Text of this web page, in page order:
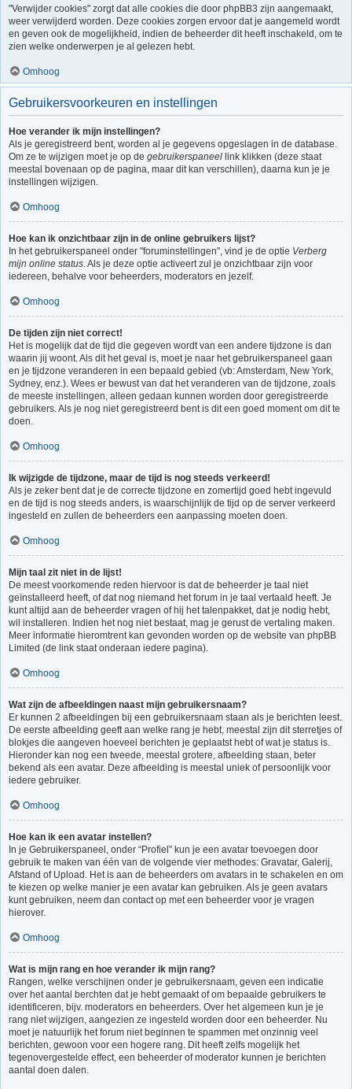
"Verwijder cookies" zorgt dat alle cookies die door phpBB3 zijn aangemaakt,
weer verwijderd worden. Deze cookies zorgen ervoor dat je aangemeld wordt
en geven ook de mogelijkheid, indien de beheerder dit heeft inschakeld, om te
zien welke onderwerpen je al gelezen hebt.
Omhoog
Gebruikersvoorkeuren en instellingen
Hoe verander ik mijn instellingen?
Als je geregistreerd bent, worden al je gegevens opgeslagen in de database.
Om ze te wijzigen moet je op de gebruikerspaneel link klikken (deze staat
meestal bovenaan op de pagina, maar dit kan verschillen), daarna kun je je
instellingen wijzigen.
Omhoog
Hoe kan ik onzichtbaar zijn in de online gebruikers lijst?
In het gebruikerspaneel onder "foruminstellingen", vind je de optie Verberg
mijn online status. Als je deze optie activeert zul je onzichtbaar zijn voor
iedereen, behalve voor beheerders, moderators en jezelf.
Omhoog
De tijden zijn niet correct!
Het is mogelijk dat de tijd die gegeven wordt van een andere tijdzone is dan
waarin jij woont. Als dit het geval is, moet je naar het gebruikerspaneel gaan
en je tijdzone veranderen in een bepaald gebied (vb: Amsterdam, New York,
Sydney, enz.). Wees er bewust van dat het veranderen van de tijdzone, zoals
de meeste instellingen, alleen gedaan kunnen worden door geregistreerde
gebruikers. Als je nog niet geregistreerd bent is dit een goed moment om dit te
doen.
Omhoog
Ik wijzigde de tijdzone, maar de tijd is nog steeds verkeerd!
Als je zeker bent dat je de correcte tijdzone en zomertijd goed hebt ingevuld
en de tijd is nog steeds anders, is waarschijnlijk de tijd op de server verkeerd
ingesteld en zullen de beheerders een aanpassing moeten doen.
Omhoog
Mijn taal zit niet in de lijst!
De meest voorkomende reden hiervoor is dat de beheerder je taal niet
geïnstalleerd heeft, of dat nog niemand het forum in je taal vertaald heeft. Je
kunt altijd aan de beheerder vragen of hij het talenpakket, dat je nodig hebt,
wil installeren. Indien het nog niet bestaat, mag je gerust de vertaling maken.
Meer informatie hieromtrent kan gevonden worden op de website van phpBB
Limited (de link staat onderaan iedere pagina).
Omhoog
Wat zijn de afbeeldingen naast mijn gebruikersnaam?
Er kunnen 2 afbeeldingen bij een gebruikersnaam staan als je berichten leest.
De eerste afbeelding geeft aan welke rang je hebt, meestal zijn dit sterretjes of
blokjes die aangeven hoeveel berichten je geplaatst hebt of wat je status is.
Hieronder kan nog een tweede, meestal grotere, afbeelding staan, beter
bekend als een avatar. Deze afbeelding is meestal uniek of persoonlijk voor
iedere gebruiker.
Omhoog
Hoe kan ik een avatar instellen?
In je Gebruikerspaneel, onder “Profiel” kun je een avatar toevoegen door
gebruik te maken van één van de volgende vier methodes: Gravatar, Galerij,
Afstand of Upload. Het is aan de beheerders om avatars in te schakelen en om
te kiezen op welke manier je een avatar kan gebruiken. Als je geen avatars
kunt gebruiken, neem dan contact op met een beheerder voor je vragen
hierover.
Omhoog
Wat is mijn rang en hoe verander ik mijn rang?
Rangen, welke verschijnen onder je gebruikersnaam, geven een indicatie
over het aantal berchten dat je hebt gemaakt of om bepaalde gebruikers te
identificeren, bijv. moderators en beheerders. Over het algemeen kun je je
rang niet wijzigen, aangezien ze ingesteld worden door een beheerder. Nu
moet je natuurlijk het forum niet beginnen te spammen met onzinnig veel
berichten, gewoon voor een hogere rang. Dit heeft zelfs mogelijk het
tegenovergestelde effect, een beheerder of moderator kunnen je berichten
aantal doen dalen.